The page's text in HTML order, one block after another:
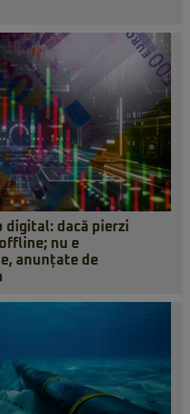
digital: dacă pierzi
nu e
anunțate de